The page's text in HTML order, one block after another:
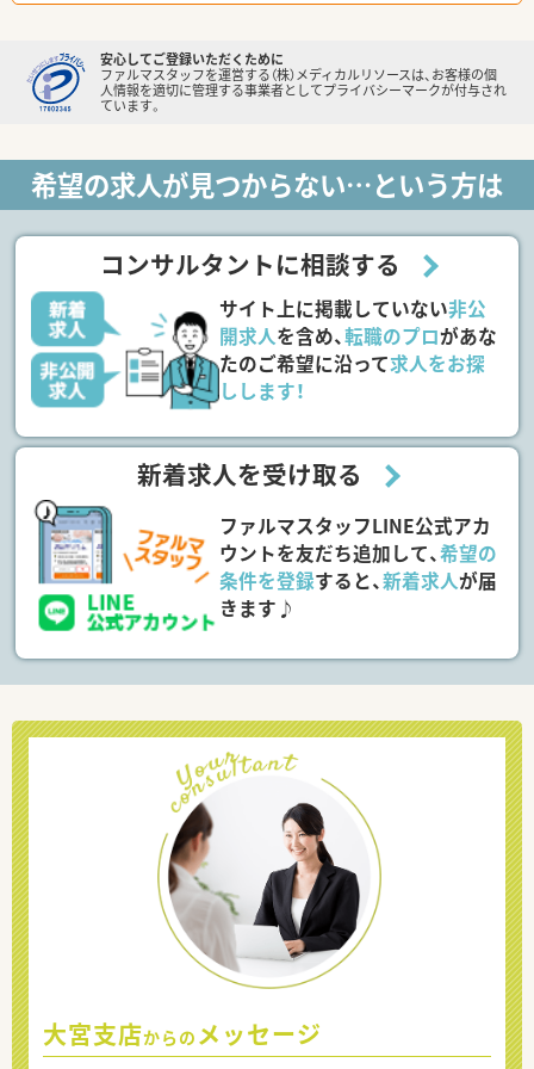
安心してご登録いただくために
ファルマスタッフを運営する（株）メディカルリソースは、お客様の個
人情報を適切に管理する事業者としてプライバシーマークが付与され
ています。
希望の求人が見つからない…という方は
コンサルタントに相談する
サイト上に掲載していない非公
開求人を含め、転職のプロがあな
たのご希望に沿って求人をお探
しします！
新着求人を受け取る
ファルマスタッフLINE公式アカ
ウントを友だち追加して、希望の
条件を登録すると、新着求人が届
きます♪
大宮支店からの メッセージ